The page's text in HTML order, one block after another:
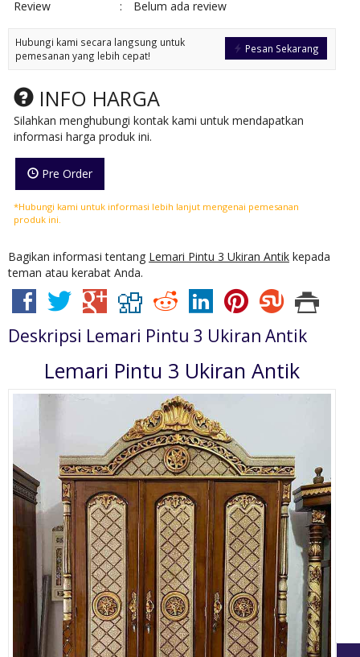
Review
: Belum ada review
Pesan Sekarang
Hubungi kami secara langsung untuk
pemesanan yang lebih cepat!
INFO HARGA
Silahkan menghubungi kontak kami untuk mendapatkan
informasi harga produk ini.
Pre Order
*Hubungi kami untuk informasi lebih lanjut mengenai pemesanan
produk ini.
Bagikan informasi tentang Lemari Pintu 3 Ukiran Antik kepada
teman atau kerabat Anda.
Deskripsi Lemari Pintu 3 Ukiran Antik
Lemari Pintu 3 Ukiran Antik